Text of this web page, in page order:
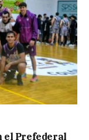
el Prefederal